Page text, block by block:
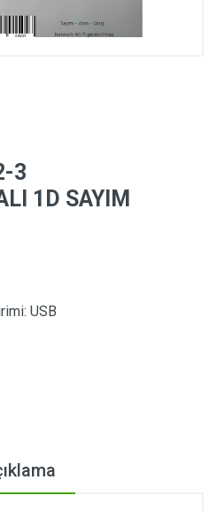
3
1D SAYIM
USB